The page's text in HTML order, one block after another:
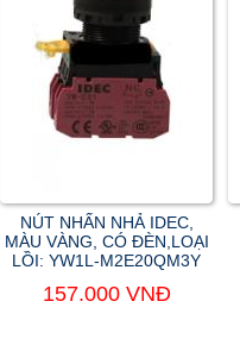
NÚT NHẤN NHẢ IDEC,
MÀU VÀNG, CÓ ĐÈN,LOẠI
LỒI: YW1L-M2E20QM3Y
157.000 VNĐ